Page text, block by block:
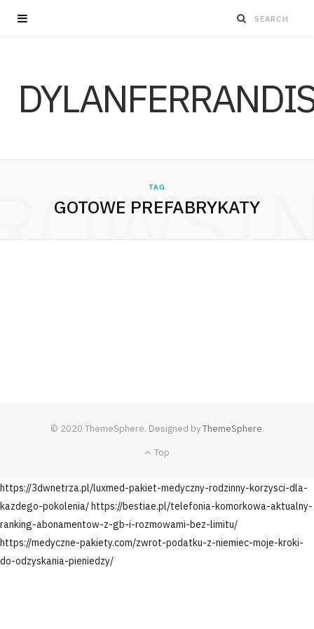
TAG
GOTOWE PREFABRYKATY
© 2020 ThemeSphere. Designed byThemeSphere.
Top
https://3dwnetrza.pl/luxmed-pakiet-medyczny-rodzinny-korzysci-dla-
kazdego-pokolenia/https://bestiae.pl/telefonia-komorkowa-aktualny-
ranking-abonamentow-z-gb-i-rozmowami-bez-limitu/
https://medyczne-pakiety.com/zwrot-podatku-z-niemiec-moje-kroki-
do-odzyskania-pieniedzy/